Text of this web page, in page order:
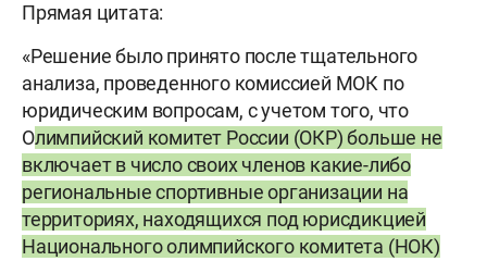
Прямая цитата:
«Решение было принято после тщательного
анализа, проведенного комиссией МОК по
юридическим вопросам, с учетом того, что
Олимпийский комитет России (ОКР) больше не
включает в число своих членов какие-либо
региональные спортивные организации на
территориях, находящихся под юрисдикцией
Национального олимпийского комитета (НОК)